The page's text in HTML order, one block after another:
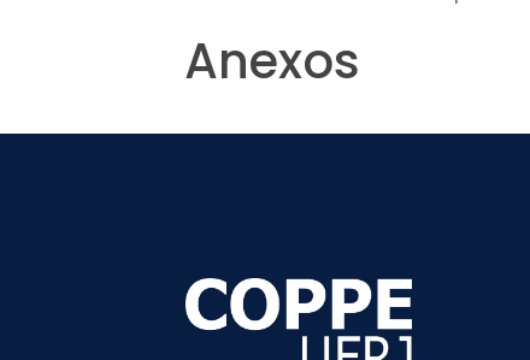
Anexos